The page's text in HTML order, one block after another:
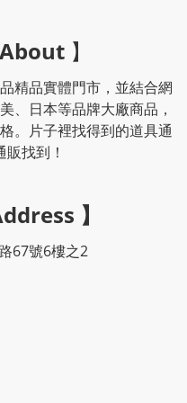
】
精品實體門市，並結合網
、日本等品牌大廠商品，
。片子裡找得到的道具通
找到！
】
67號6樓之2